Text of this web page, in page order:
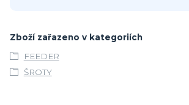
Zboží zařazeno v kategoriích
FEEDER
ŠROTY